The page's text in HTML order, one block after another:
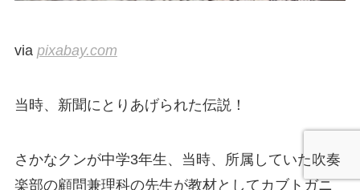
via pixabay.com
当時、新聞にとりあげられた伝説！
さかなクンが中学3年生、当時、所属していた吹奏
楽部の顧問兼理科の先生が教材としてカブトガニ